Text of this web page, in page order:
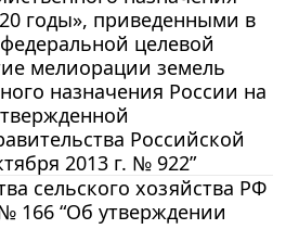
годы», приведенными в
целевой
мелиорации земель
назначения России на
Российской
2013 г. № 922”
сельского хозяйства РФ
166 “Об утверждении